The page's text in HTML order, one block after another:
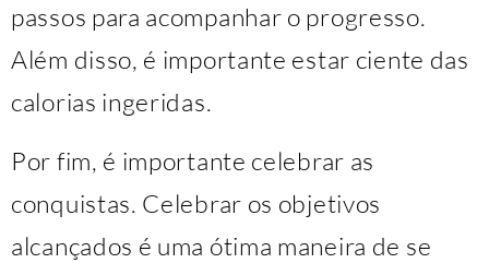
passos para acompanhar o progresso.
Além disso, é importante estar ciente das
calorias ingeridas.
Por fim, é importante celebrar as
conquistas. Celebrar os objetivos
alcançados é uma ótima maneira de se